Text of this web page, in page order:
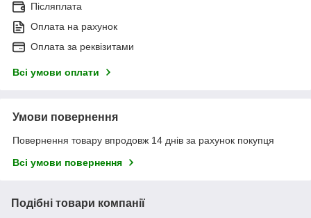
Післяплата
Оплата на рахунок
Оплата за реквізитами
Всі умови оплати
Умови повернення
Повернення товару впродовж 14 днів за рахунок покупця
Всі умови повернення
Подібні товари компанії